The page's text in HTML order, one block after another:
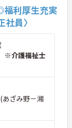
福利厚生充実
員〉
介護福祉士
ざみ野－湘